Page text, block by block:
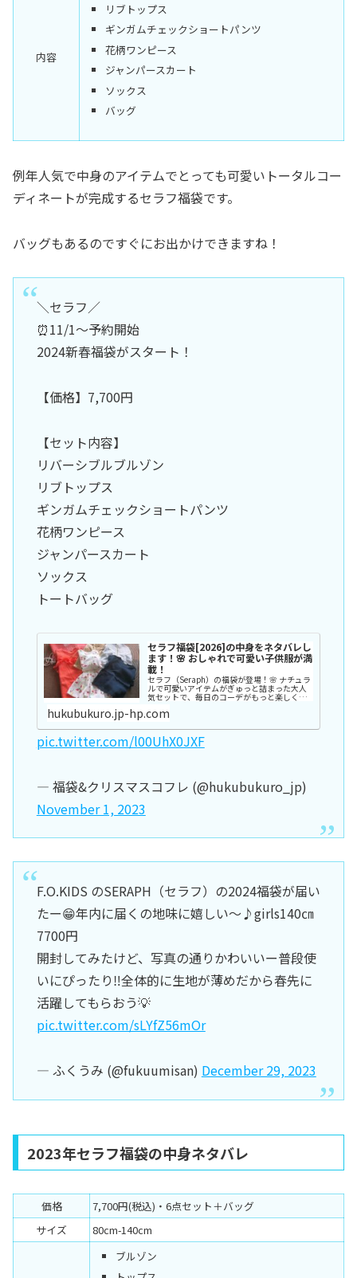
内容
リブトップス
ギンガムチェックショートパンツ
花柄ワンピース
ジャンパースカート
ソックス
バッグ
例年人気で中身のアイテムでとっても可愛いトータルコー
ディネートが完成するセラフ福袋です。
バッグもあるのですぐにお出かけできますね！
＼セラフ／
⏰11/1～予約開始
2024新春福袋がスタート！
【価格】7,700円
【セット内容】
リバーシブルブルゾン
リブトップス
ギンガムチェックショートパンツ
花柄ワンピース
ジャンパースカート
ソックス
トートバッグ
セラフ福袋[2026]の中身をネタバレし
ます！🌸 おしゃれで可愛い子供服が満
載！
セラフ（Seraph）の福袋が登場！🌸 ナチュラ
ルで可愛いアイテムがぎゅっと詰まった大人
気セットで、毎日のコーデがもっと楽しくな
もにチェックして、お気に入りを
hukubukuro.jp-hp.com
pic.twitter.com/l00UhX0JXF
— 福袋&クリスマスコフレ (@hukubukuro_jp)
November 1, 2023
F.O.KIDS のSERAPH（セラフ）の2024福袋が届い
たー😁年内に届くの地味に嬉しい〜♪girls140㎝
7700円
開封してみたけど、写真の通りかわいいー普段使
いにぴったり‼︎全体的に生地が薄めだから春先に
活躍してもらおう💡
pic.twitter.com/sLYfZ56mOr
— ふくうみ (@fukuumisan) December 29, 2023
2023年セラフ福袋の中身ネタバレ
価格
7,700円(税込)・6点セット＋バッグ
サイズ
80cm-140cm
ブルゾン